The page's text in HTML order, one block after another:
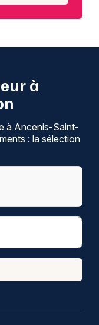
à
à Ancenis-Saint-
: la sélection